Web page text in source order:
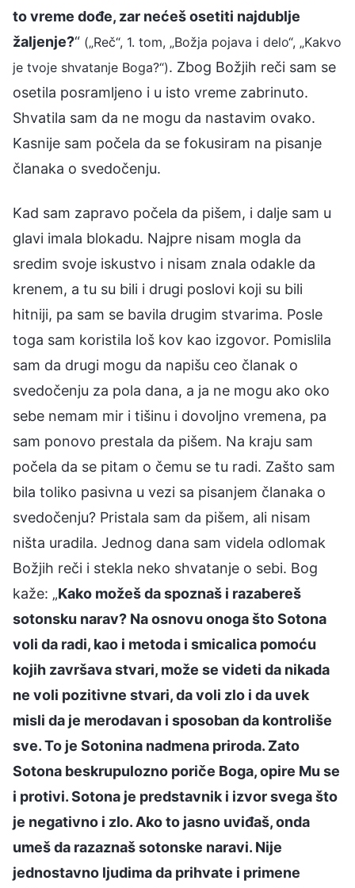
to vreme dođe, zar nećeš osetiti najdublje
žaljenje?“ („Reč“, 1. tom, „Božja pojava i delo“, „Kakvo
je tvoje shvatanje Boga?“). Zbog Božjih reči sam se
osetila posramljeno i u isto vreme zabrinuto.
Shvatila sam da ne mogu da nastavim ovako.
Kasnije sam počela da se fokusiram na pisanje
članaka o svedočenju.
Kad sam zapravo počela da pišem, i dalje sam u
glavi imala blokadu. Najpre nisam mogla da
sredim svoje iskustvo i nisam znala odakle da
krenem, a tu su bili i drugi poslovi koji su bili
hitniji, pa sam se bavila drugim stvarima. Posle
toga sam koristila loš kov kao izgovor. Pomislila
sam da drugi mogu da napišu ceo članak o
svedočenju za pola dana, a ja ne mogu ako oko
sebe nemam mir i tišinu i dovoljno vremena, pa
sam ponovo prestala da pišem. Na kraju sam
počela da se pitam o čemu se tu radi. Zašto sam
bila toliko pasivna u vezi sa pisanjem članaka o
svedočenju? Pristala sam da pišem, ali nisam
ništa uradila. Jednog dana sam videla odlomak
Božjih reči i stekla neko shvatanje o sebi. Bog
kaže: „Kako možeš da spoznaš i razabereš
sotonsku narav? Na osnovu onoga što Sotona
voli da radi, kao i metoda i smicalica pomoću
kojih završava stvari, može se videti da nikada
ne voli pozitivne stvari, da voli zlo i da uvek
misli da je merodavan i sposoban da kontroliše
sve. To je Sotonina nadmena priroda. Zato
Sotona beskrupulozno poriče Boga, opire Mu se
i protivi. Sotona je predstavnik i izvor svega što
je negativno i zlo. Ako to jasno uviđaš, onda
umeš da razaznaš sotonske naravi. Nije
jednostavno ljudima da prihvate i primene